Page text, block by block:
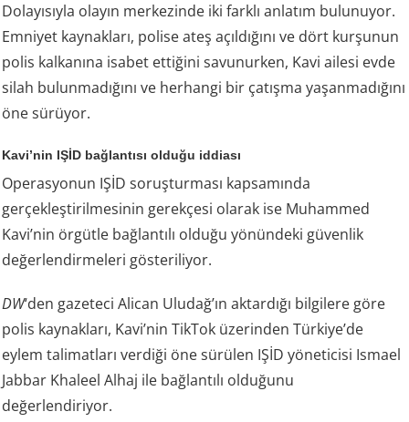
Dolayısıyla olayın merkezinde iki farklı anlatım bulunuyor.
Emniyet kaynakları, polise ateş açıldığını ve dört kurşunun
polis kalkanına isabet ettiğini savunurken, Kavi ailesi evde
silah bulunmadığını ve herhangi bir çatışma yaşanmadığını
öne sürüyor.
Kavi’nin IŞİD bağlantısı olduğu iddiası
Operasyonun IŞİD soruşturması kapsamında
gerçekleştirilmesinin gerekçesi olarak ise Muhammed
Kavi’nin örgütle bağlantılı olduğu yönündeki güvenlik
değerlendirmeleri gösteriliyor.
DW‘den gazeteci Alican Uludağ’ın aktardığı bilgilere göre
polis kaynakları, Kavi’nin TikTok üzerinden Türkiye’de
eylem talimatları verdiği öne sürülen IŞİD yöneticisi Ismael
Jabbar Khaleel Alhaj ile bağlantılı olduğunu
değerlendiriyor.